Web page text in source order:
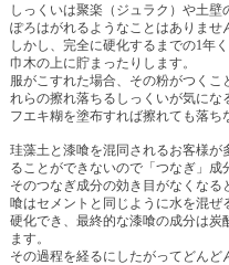
しっくいは聚楽（ジュラク）や土
ぽろはがれるようなことはありませ
しかし、完全に硬化するまでの1年
巾木の上に貯まったりします。
服がこすれた場合、その粉がつく
れらの擦れ落ちるしっくいが気にな
フエキ糊を塗布すれば擦れても落ち
珪藻土と漆喰を混同されるお客様
ることができないので「つなぎ」成
そのつなぎ成分の効き目がなくな
喰はセメントと同じように水を混ぜ
硬化でき、最終的な漆喰の成分は炭
ます。
その過程を経るにしたがってどんど